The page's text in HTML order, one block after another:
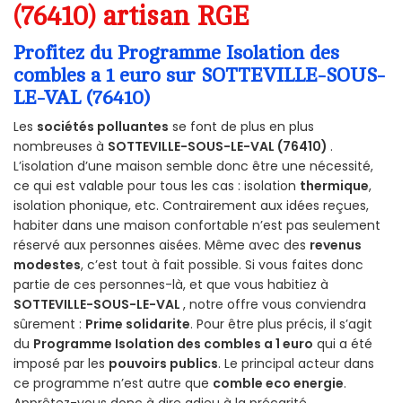
(76410) artisan RGE
Profitez du Programme Isolation des
combles a 1 euro sur SOTTEVILLE-SOUS-
LE-VAL (76410)
Les sociétés polluantes se font de plus en plus
nombreuses à SOTTEVILLE-SOUS-LE-VAL (76410) .
L’isolation d’une maison semble donc être une nécessité,
ce qui est valable pour tous les cas : isolation thermique,
isolation phonique, etc. Contrairement aux idées reçues,
habiter dans une maison confortable n’est pas seulement
réservé aux personnes aisées. Même avec des revenus
modestes, c’est tout à fait possible. Si vous faites donc
partie de ces personnes-là, et que vous habitiez à
SOTTEVILLE-SOUS-LE-VAL , notre offre vous conviendra
sûrement : Prime solidarite. Pour être plus précis, il s’agit
du Programme Isolation des combles a 1 euro qui a été
imposé par les pouvoirs publics. Le principal acteur dans
ce programme n’est autre que comble eco energie.